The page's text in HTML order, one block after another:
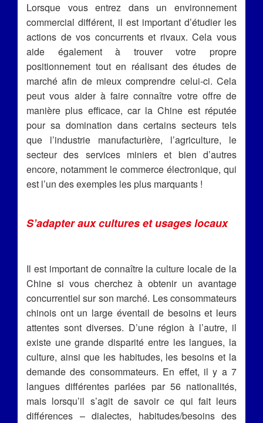
Lorsque vous entrez dans un environnement
commercial différent, il est important d’étudier les
actions de vos concurrents et rivaux. Cela vous
aide également à trouver votre propre
positionnement tout en réalisant des études de
marché afin de mieux comprendre celui-ci. Cela
peut vous aider à faire connaître votre offre de
manière plus efficace, car la Chine est réputée
pour sa domination dans certains secteurs tels
que l’industrie manufacturière, l’agriculture, le
secteur des services miniers et bien d’autres
encore, notamment le commerce électronique, qui
est l’un des exemples les plus marquants !
S’adapter aux cultures et usages locaux
Il est important de connaître la culture locale de la
Chine si vous cherchez à obtenir un avantage
concurrentiel sur son marché. Les consommateurs
chinois ont un large éventail de besoins et leurs
attentes sont diverses. D’une région à l’autre, il
existe une grande disparité entre les langues, la
culture, ainsi que les habitudes, les besoins et la
demande des consommateurs. En effet, il y a 7
langues différentes parlées par 56 nationalités,
mais lorsqu’il s’agit de savoir ce qui fait leurs
différences – dialectes, habitudes/besoins des